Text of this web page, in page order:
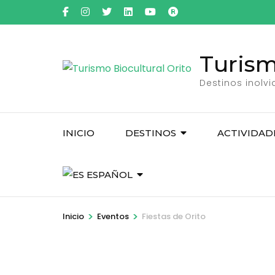
al
Intro)
Destinos
INICIO DESTINOS
ESPAÑOL
Inicio > Eventos > Fiestas de Orito